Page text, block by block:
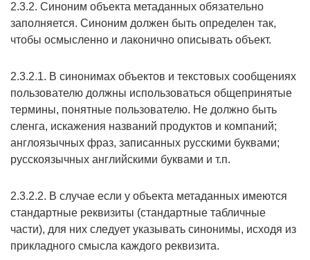
2.3.2. Синоним объекта метаданных обязательно
заполняется. Синоним должен быть определен так,
чтобы осмысленно и лаконично описывать объект.
2.3.2.1. В синонимах объектов и текстовых сообщениях
пользователю должны использоваться общепринятые
термины, понятные пользователю. Не должно быть
сленга, искажения названий продуктов и компаний;
англоязычных фраз, записанных русскими буквами;
русскоязычных английскими буквами и т.п.
2.3.2.2. В случае если у объекта метаданных имеются
стандартные реквизиты (стандартные табличные
части), для них следует указывать синонимы, исходя из
прикладного смысла каждого реквизита.